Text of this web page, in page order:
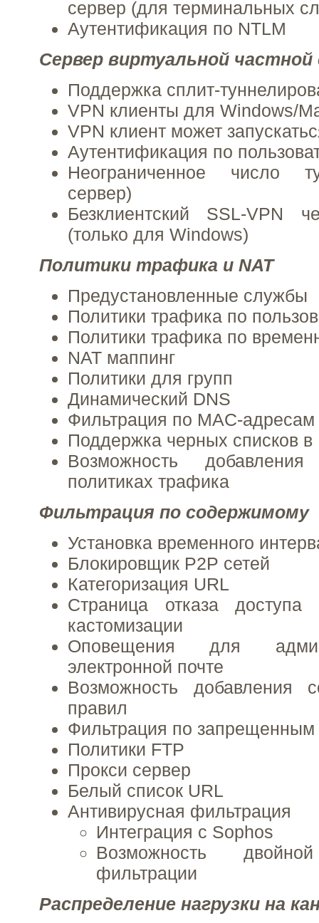
сервер (для терминальных
Аутентификация по NTLM
Сервер виртуальной частной
Поддержка сплит-
VPN клиенты для Windows/
VPN клиент может
Аутентификация по
Неограниченное число
сервер)
Безклиентский SSL-VPN
(только для Windows)
Политики трафика и NAT
Предустановленные службы
Политики трафика по
Политики трафика по
NAT маппинг
Политики для групп
Динамический DNS
Фильтрация по MAC-адресам
Поддержка черных списков в
Возможность
политиках трафика
Фильтрация по содержимому
Установка временного
Блокировщик P2P сетей
Категоризация URL
Страница отказа доступа
кастомизации
Оповещения для
электронной почте
Возможность добавления
правил
Фильтрация по
Политики FTP
Прокси сервер
Белый список URL
Антивирусная фильтрация
Интеграция с Sophos
Возможность
фильтрации
Распределение нагрузки на